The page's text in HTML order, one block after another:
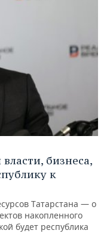
бизнеса,
к
Татарстана — о
накопленного
будет республика